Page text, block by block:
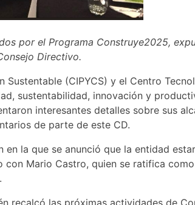
por el Programa Construye2025,
Directivo.
(CIPYCS) y el Centro
sustentabilidad, innovación y
interesantes detalles sobre sus
de parte de este CD.
la que se anunció que la entidad
Mario Castro, quien se ratifica
recalcó las próximas actividades de